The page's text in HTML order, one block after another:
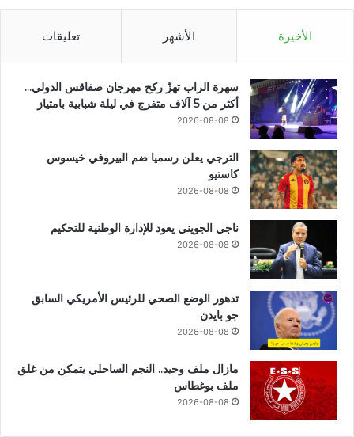
الأخيرة الأشهر تعليقات
سهرة الراب تهزّ ركح مهرجان صفاقس الدولي…
أكثر من 5 آلاف متفرج في ليلة شبابية بامتياز
2026-08-08
الترجي يعلن رسميا ضم البيروفي خيسوس
كاستيو
2026-08-08
ناجي الجويني يعود للإدارة الوطنية للتحكيم
2026-08-08
تدهور الوضع الصحي للرئيس الأمريكي السابق
جو بايدن
2026-08-08
مازال ملف وحيد.. النجم الساحلي يتمكن من غلق
ملف بوغطاس
2026-08-08